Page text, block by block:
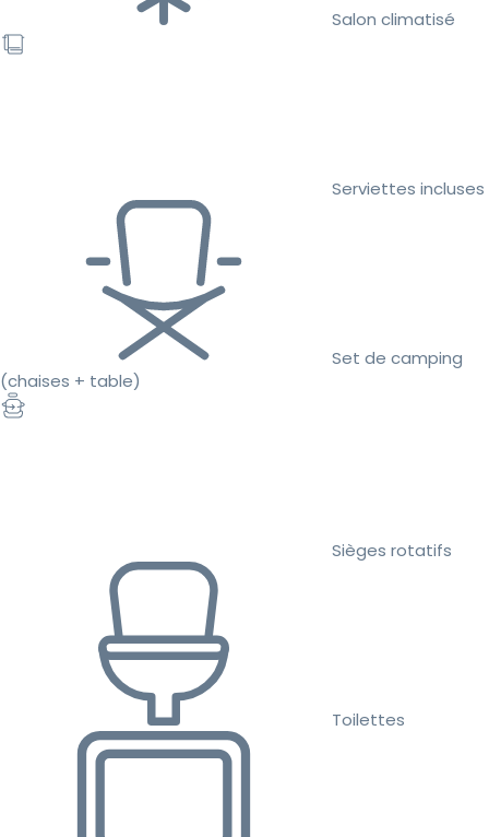
Salon climatisé
Serviettes incluses
Set de camping
(chaises + table)
Sièges rotatifs
Toilettes